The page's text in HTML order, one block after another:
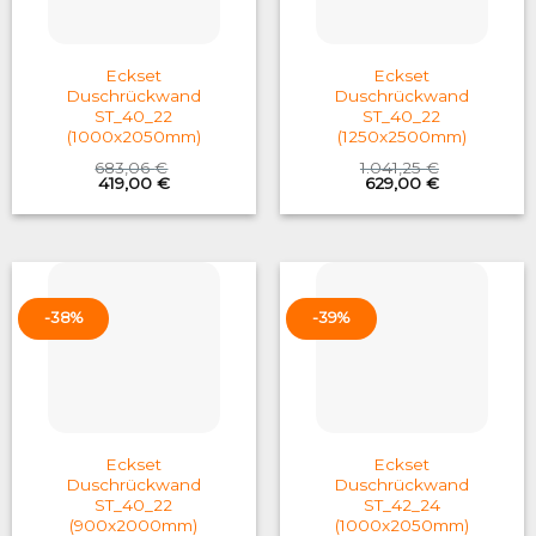
Eckset
Duschrückwand
ST_40_22
(1000x2050mm)
683,06€
Original
price
was:
419,00 €Current
is:
Eckset
Duschrückwand
ST_40_22
(1250x2500mm)
1.041,25€
Original
price
was:
629,00 €Current
is:
-38%
Eckset
Duschrückwand
ST_40_22
(900x2000mm)
-39%
Eckset
Duschrückwand
ST_42_24
(1000x2050mm)